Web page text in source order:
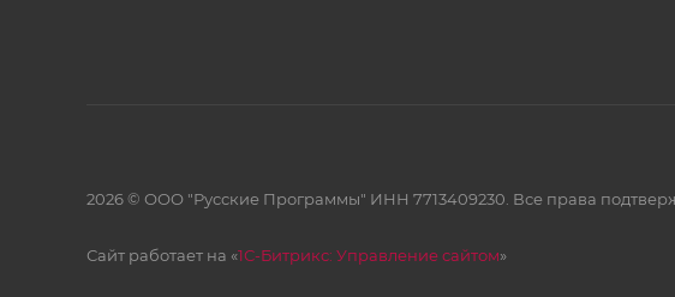
2026 © ООО "Русские Программы" ИНН 7713409230. Все права
Сайт работает на «1С-Битрикс: Управление сайтом»